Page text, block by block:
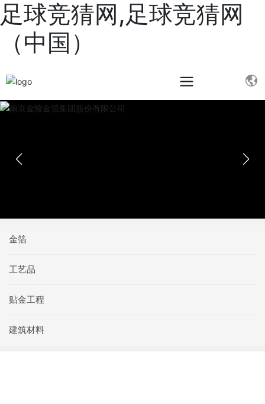
足球竞猜网,足球竞猜网
（中国）
金箔
工艺品
贴金工程
建筑材料